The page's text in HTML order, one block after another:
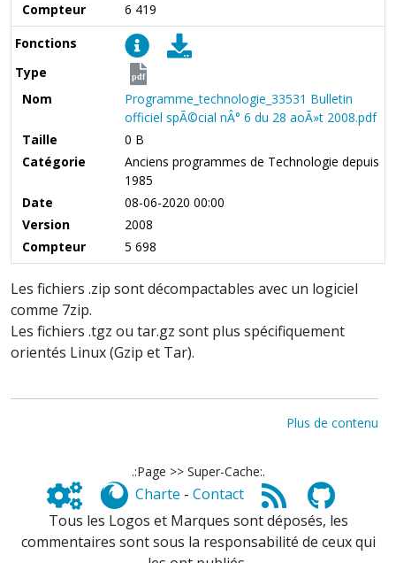
Compteur
6 419
Fonctions
Type
pdf
Nom
Programme_technologie_33531 Bulletin
officiel spÃ©cial nÂ° 6 du 28 aoÃ»t 2008.pdf
Taille
0 B
Catégorie
Anciens programmes de Technologie depuis
1985
Date
08-06-2020 00:00
Version
2008
Compteur
5 698
Les fichiers .zip sont décompactables avec un logiciel
comme 7zip.
Les fichiers .tgz ou tar.gz sont plus spécifiquement
orientés Linux (Gzip et Tar).
Plus de contenu
.:Page >> Super-Cache:.
Charte - Contact
Tous les Logos et Marques sont déposés, les
commentaires sont sous la responsabilité de ceux qui